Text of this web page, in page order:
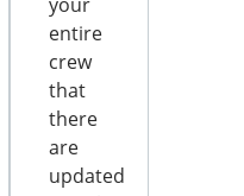
entire
crew
that
there
are
updated